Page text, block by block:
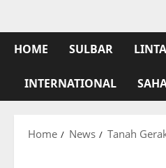
HOME SULBAR
INTERNATIONAL
Home News Tanah